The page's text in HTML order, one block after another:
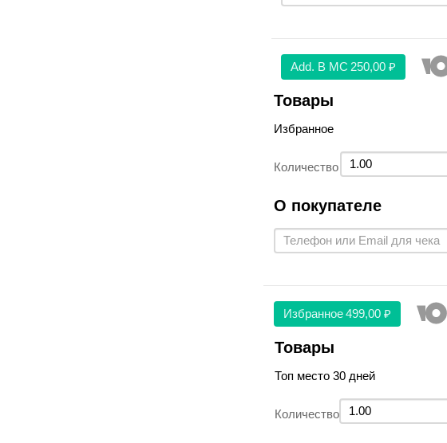
Аdd. В МС 250,00 ₽
Товары
Избранное
Количество
О покупателе
Избранное 499,00 ₽
Товары
Топ место 30 дней
Количество